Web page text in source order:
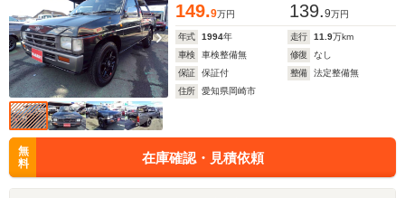
149.9万円 139.9万円
年式 1994年 走行 11.9万km
車検
車検整備無 修復
なし
保証
保証付 整備
法定整備無
住所
愛知県岡崎市
無
料
在庫確認・見積依頼